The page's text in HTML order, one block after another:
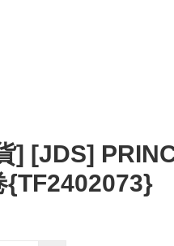
] [JDS]
{TF2402073}